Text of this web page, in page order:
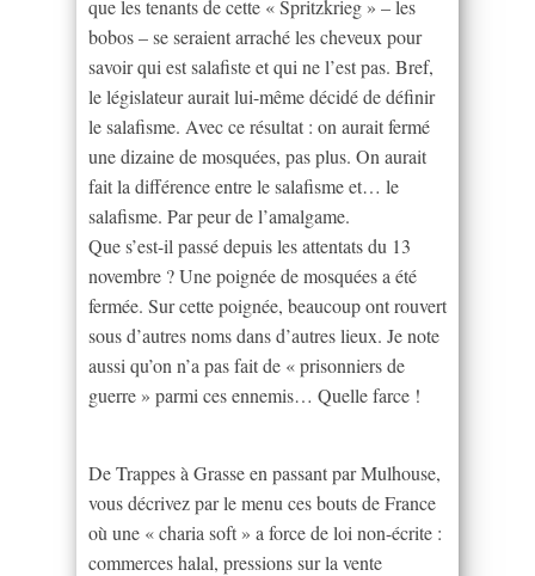
que les tenants de cette « Spritzkrieg » – les
bobos – se seraient arraché les cheveux pour
savoir qui est salafiste et qui ne l’est pas. Bref,
le législateur aurait lui-même décidé de définir
le salafisme. Avec ce résultat : on aurait fermé
une dizaine de mosquées, pas plus. On aurait
fait la différence entre le salafisme et… le
salafisme. Par peur de l’amalgame.
Que s’est-il passé depuis les attentats du 13
novembre ? Une poignée de mosquées a été
fermée. Sur cette poignée, beaucoup ont rouvert
sous d’autres noms dans d’autres lieux. Je note
aussi qu’on n’a pas fait de « prisonniers de
guerre » parmi ces ennemis… Quelle farce !
De Trappes à Grasse en passant par Mulhouse,
vous décrivez par le menu ces bouts de France
où une « charia soft » a force de loi non-écrite :
commerces halal, pressions sur la vente